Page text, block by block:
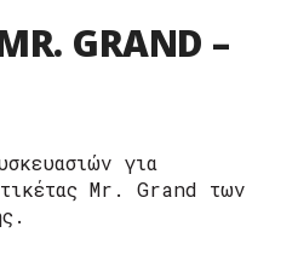
GRAND –
για
Mr. Grand των